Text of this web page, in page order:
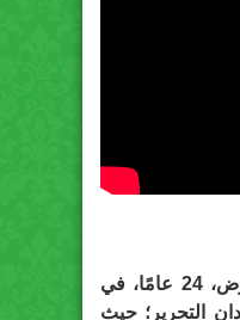
استشهد محمد متولى عوض، 24 عامًا، في
التحرير؛ حيث